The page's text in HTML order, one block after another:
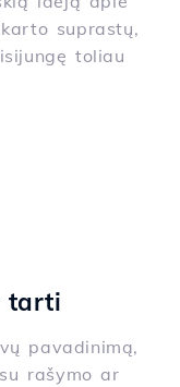
suprastų,
toliau
tarti
pavadinimą,
rašymo ar